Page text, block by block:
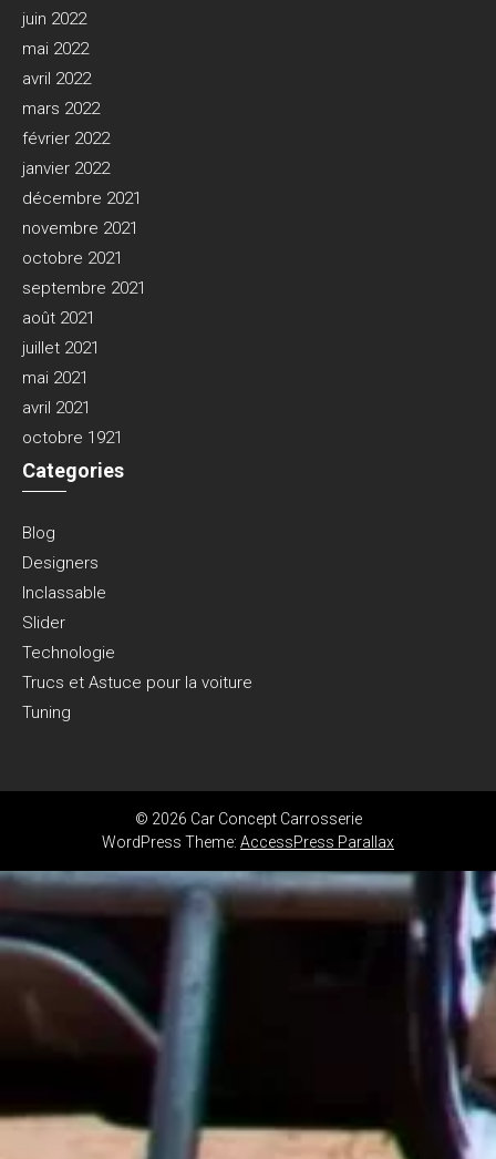
juin 2022
mai 2022
avril 2022
mars 2022
février 2022
janvier 2022
décembre 2021
novembre 2021
octobre 2021
septembre 2021
août 2021
juillet 2021
mai 2021
avril 2021
octobre 1921
Categories
Blog
Designers
Inclassable
Slider
Technologie
Trucs et Astuce pour la voiture
Tuning
© 2026 Car Concept Carrosserie
WordPress Theme: AccessPress Parallax